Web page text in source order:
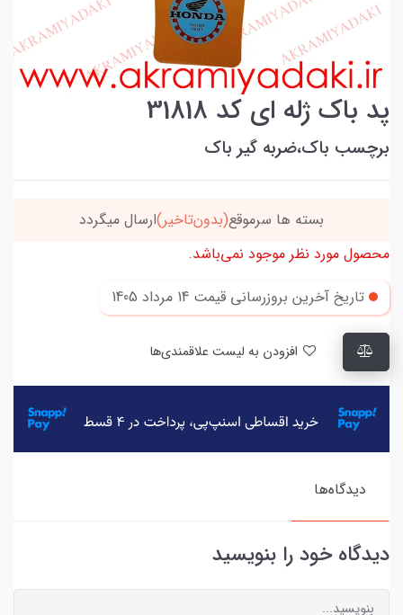
پد باک ژله ای کد 31818
برچسب باک،ضربه گیر باک
بسته ها سرموقع(بدون‌تاخیر)ارسال میگردد
محصول مورد نظر موجود نمی‌باشد.
تاریخ آخرین بروزرسانی قیمت 14 مرداد 1405
دیدگاه‌ها
دیدگاه خود را بنویسید